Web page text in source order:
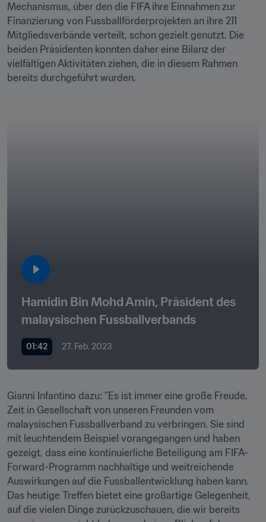
Mechanismus, über den die FIFA ihre Einnahmen zur
Finanzierung von Fussballförderprojekten an ihre 211
Mitgliedsverbände verteilt, schon gezielt genutzt. Die
beiden Präsidenten konnten daher eine Bilanz der
vielfältigen Aktivitäten ziehen, die in diesem Rahmen
bereits durchgeführt wurden.
Hamidin Bin Mohd Amin, Präsident des
malaysischen Fussballverbands
01:42 27. Feb. 2023
Gianni Infantino dazu: "Es ist immer eine große Freude,
Zeit in Gesellschaft von unseren Freunden vom
malaysischen Fussballverband zu verbringen. Sie sind
mit leuchtendem Beispiel vorangegangen und haben
gezeigt, dass eine kontinuierliche Beteiligung am FIFA-
Forward-Programm nachhaltige und weitreichende
Auswirkungen auf die Fussballentwicklung haben kann.
Das heutige Treffen bietet eine großartige Gelegenheit,
auf die vielen Dinge zurückzuschauen, die wir bereits